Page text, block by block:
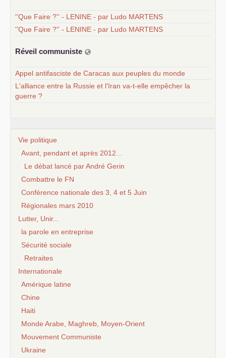
''Que Faire ?'' - LENINE - par Ludo MARTENS
''Que Faire ?'' - LENINE - par Ludo MARTENS
Réveil communiste
Appel antifasciste de Caracas aux peuples du monde
L'alliance entre la Russie et l'Iran va-t-elle empêcher la
guerre ?
Vie politique
Avant, pendant et après 2012...
Le débat lancé par André Gerin
Combattre le FN
Conférence nationale des 3, 4 et 5 Juin
Régionales mars 2010
Lutter, Unir...
la parole en entreprise
Sécurité sociale
Retraites
Internationale
Amérique latine
Chine
Haiti
Monde Arabe, Maghreb, Moyen-Orient
Mouvement Communiste
Ukraine